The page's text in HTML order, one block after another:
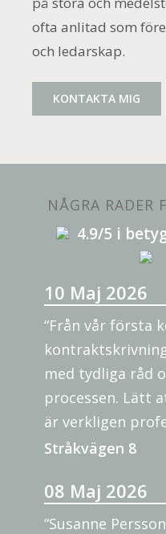
ofta anlitad som
och ledarskap.
KONTAKTA MIG
NÅGRA RADER
4.9/5 i
10 Maj 2026
“Från vår första
med tydliga råd
processen. Lätt
är verkligen
Stråkvägen 8
08 Maj 2026
“Susanne